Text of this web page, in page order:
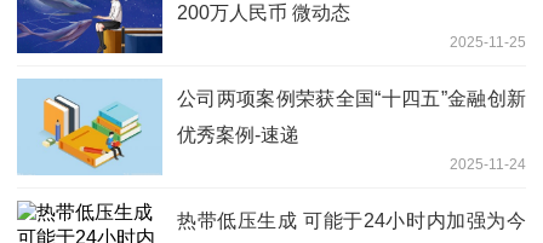
200万人民币 微动态
2025-11-25
公司两项案例荣获全国“十四五”金融创新
优秀案例-速递
2025-11-24
热带低压生成 可能于24小时内加强为今